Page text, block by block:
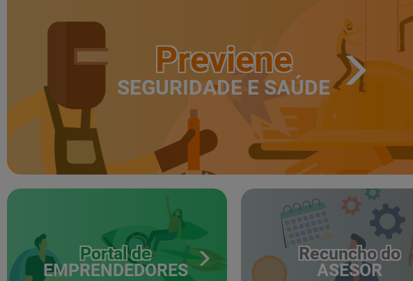
Previene
SEGURIDADE E SAÚDE
Portal de
EMPRENDEDORES
Recuncho do
ASESOR